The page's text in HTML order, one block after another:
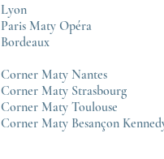
Lyon
Paris Maty Opéra
Bordeaux
Corner Maty Nantes
Corner Maty Strasbourg
Corner Maty Toulouse
Corner Maty Besançon